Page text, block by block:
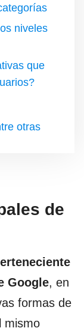
niveles
que
otras
de
Google, en
formas de
mismo